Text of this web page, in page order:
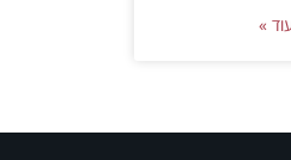
»